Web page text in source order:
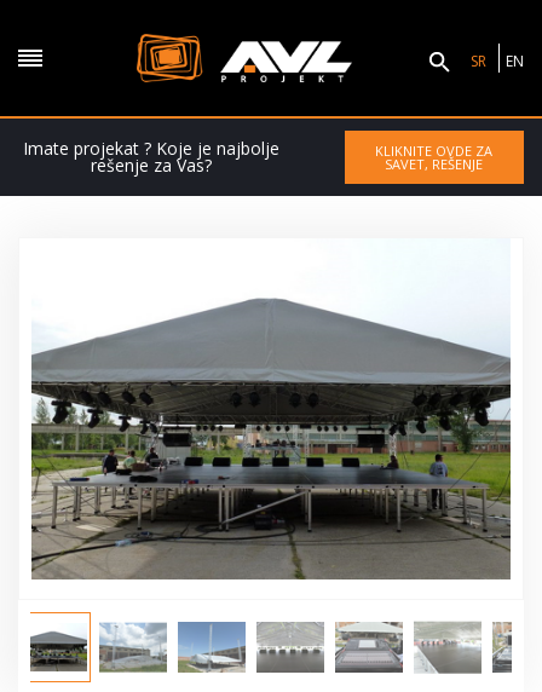
SR EN
Imate projekat ? Koje je najbolje
rešenje za Vas?
KLIKNITE OVDE ZA
SAVET, REŠENJE